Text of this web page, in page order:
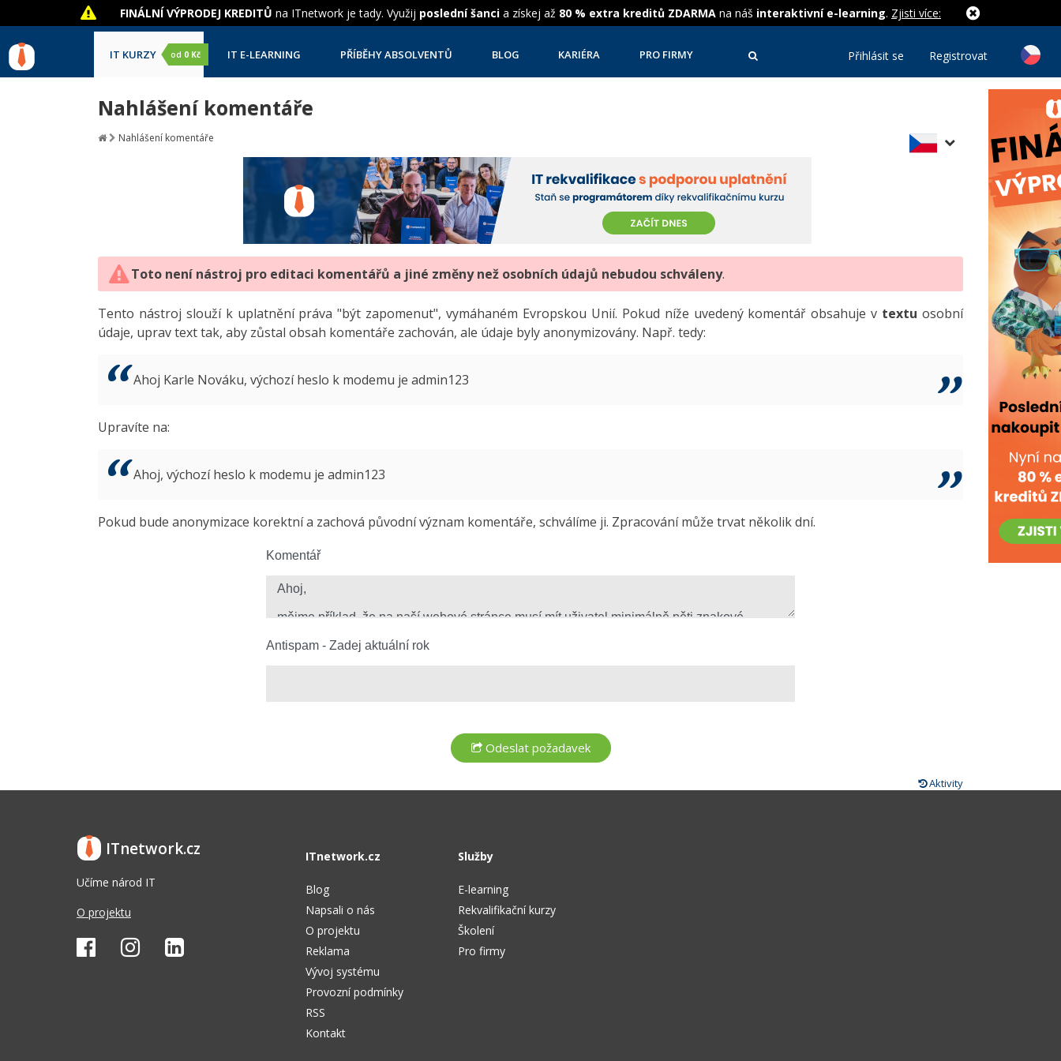
FINÁLNÍ VÝPRODEJ KREDITŮ na ITnetwork je tady. Využij poslední šanci a získej až 80 % extra kreditů ZDARMA na náš interaktivní e-learning. Zjisti více:
IT KURZY od 0 Kč IT E-LEARNING PŘÍBĚHY ABSOLVENTŮ BLOG KARIÉRA PRO FIRMY Přihlásit se Registrovat
Nahlášení komentáře
Nahlášení komentáře
Toto není nástroj pro editaci komentářů a jiné změny než osobních údajů nebudou schváleny.
Tento nástroj slouží k uplatnění práva "být zapomenut", vymáhaném Evropskou Unií. Pokud níže uvedený komentář obsahuje v textu osobní
údaje, uprav text tak, aby zůstal obsah komentáře zachován, ale údaje byly anonymizovány. Např. tedy:
Ahoj Karle Nováku, výchozí heslo k modemu je admin123
Upravíte na:
Ahoj, výchozí heslo k modemu je admin123
Pokud bude anonymizace korektní a zachová původní význam komentáře, schválíme ji. Zpracování může trvat několik dní.
Komentář
Antispam - Zadej aktuální rok
Aktivity
ITnetwork.cz
Učíme národ IT
O projektu
ITnetwork.cz
Blog
Napsali o nás
O projektu
Reklama
Vývoj systému
Provozní podmínky
RSS
Kontakt
Služby
E-learning
Rekvalifikační kurzy
Školení
Pro firmy